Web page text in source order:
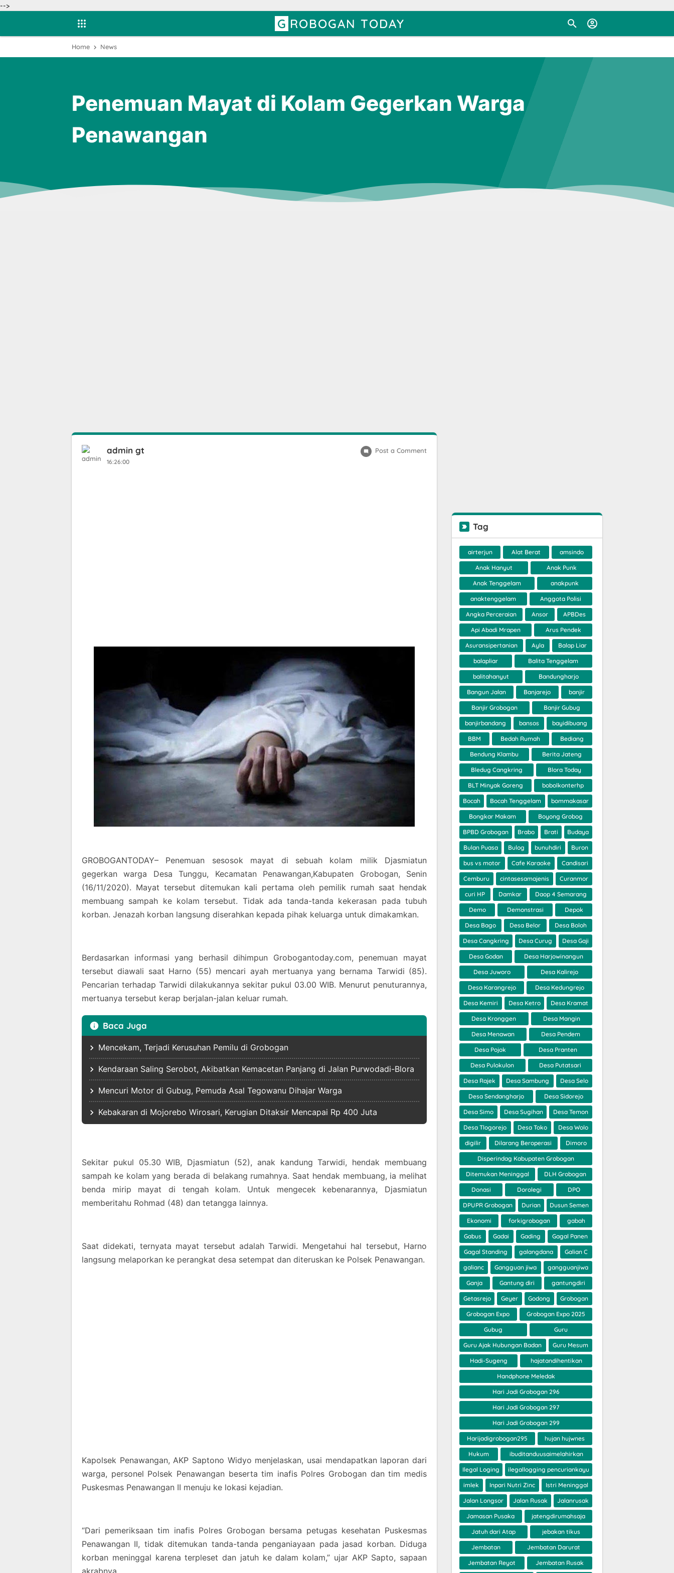
-->
GROBOGAN TODAY
Home News
Penemuan Mayat di Kolam Gegerkan Warga
Penawangan
admin gt
16:26:00
Post a Comment
GROBOGANTODAY– Penemuan sesosok mayat di sebuah kolam milik Djasmiatun
gegerkan warga Desa Tunggu, Kecamatan Penawangan,Kabupaten Grobogan, Senin
(16/11/2020). Mayat tersebut ditemukan kali pertama oleh pemilik rumah saat hendak
membuang sampah ke kolam tersebut. Tidak ada tanda-tanda kekerasan pada tubuh
korban. Jenazah korban langsung diserahkan kepada pihak keluarga untuk dimakamkan.
Berdasarkan informasi yang berhasil dihimpun Grobogantoday.com, penemuan mayat
tersebut diawali saat Harno (55) mencari ayah mertuanya yang bernama Tarwidi (85).
Pencarian terhadap Tarwidi dilakukannya sekitar pukul 03.00 WIB. Menurut penuturannya,
mertuanya tersebut kerap berjalan-jalan keluar rumah.
Baca Juga
Mencekam, Terjadi Kerusuhan Pemilu di Grobogan
Kendaraan Saling Serobot, Akibatkan Kemacetan Panjang di Jalan Purwodadi-Blora
Mencuri Motor di Gubug, Pemuda Asal Tegowanu Dihajar Warga
Kebakaran di Mojorebo Wirosari, Kerugian Ditaksir Mencapai Rp 400 Juta
Sekitar pukul 05.30 WIB, Djasmiatun (52), anak kandung Tarwidi, hendak membuang
sampah ke kolam yang berada di belakang rumahnya. Saat hendak membuang, ia melihat
benda mirip mayat di tengah kolam. Untuk mengecek kebenarannya, Djasmiatun
memberitahu Rohmad (48) dan tetangga lainnya.
Saat didekati, ternyata mayat tersebut adalah Tarwidi. Mengetahui hal tersebut, Harno
langsung melaporkan ke perangkat desa setempat dan diteruskan ke Polsek Penawangan.
Kapolsek Penawangan, AKP Saptono Widyo menjelaskan, usai mendapatkan laporan dari
warga, personel Polsek Penawangan beserta tim inafis Polres Grobogan dan tim medis
Puskesmas Penawangan II menuju ke lokasi kejadian.
“Dari pemeriksaan tim inafis Polres Grobogan bersama petugas kesehatan Puskesmas
Penawangan II, tidak ditemukan tanda-tanda penganiayaan pada jasad korban. Diduga
korban meninggal karena terpleset dan jatuh ke dalam kolam,” ujar AKP Sapto, sapaan
akrabnya.
Tag
airterjun Alat Berat amsindo
Anak Hanyut Anak Punk
Anak Tenggelam anakpunk
anaktenggelam Anggota Polisi
Angka Perceraian Ansor APBDes
Api Abadi Mrapen Arus Pendek
Asuransipertanian Ayla Balap Liar
balapliar Balita Tenggelam
balitahanyut Bandungharjo
Bangun Jalan Banjarejo banjir
Banjir Grobogan Banjir Gubug
banjirbandang bansos bayidibuang
BBM Bedah Rumah Bediang
Bendung Klambu Berita Jateng
Bledug Cangkring Blora Today
BLT Minyak Goreng bobolkonterhp
Bocah Bocah Tenggelam bommakasar
Bongkar Makam Boyong Grobog
BPBD Grobogan Brabo Brati Budaya
Bulan Puasa Bulog bunuhdiri Buron
bus vs motor Cafe Karaoke Candisari
Cemburu cintasesamajenis Curanmor
curi HP Damkar Daop 4 Semarang
Demo Demonstrasi Depok
Desa Bago Desa Belor Desa Boloh
Desa Cangkring Desa Curug Desa Gaji
Desa Godan Desa Harjowinangun
Desa Juworo Desa Kalirejo
Desa Karangrejo Desa Kedungrejo
Desa Kemiri Desa Ketro Desa Kramat
Desa Kronggen Desa Mangin
Desa Menawan Desa Pendem
Desa Pojok Desa Pranten
Desa Pulokulon Desa Putatsari
Desa Rajek Desa Sambung Desa Selo
Desa Sendangharjo Desa Sidorejo
Desa Simo Desa Sugihan Desa Temon
Desa Tlogorejo Desa Toko Desa Wolo
digilir Dilarang Beroperasi Dimoro
Disperindag Kabupaten Grobogan
Ditemukan Meninggal DLH Grobogan
Donasi Dorolegi DPO
DPUPR Grobogan Durian Dusun Semen
Ekonomi forkigrobogan gabah
Gabus Gadai Gading Gagal Panen
Gagal Standing galangdana Galian C
galianc Gangguan jiwa gangguanjiwa
Ganja Gantung diri gantungdiri
Getasrejo Geyer Godong Grobogan
Grobogan Expo Grobogan Expo 2025
Gubug Guru
Guru Ajak Hubungan Badan Guru Mesum
Hadi-Sugeng hajatandihentikan
Handphone Meledak
Hari Jadi Grobogan 296
Hari Jadi Grobogan 297
Hari Jadi Grobogan 299
Harijadigrobogan295 hujan hujwnes
Hukum ibuditanduusaimelahirkan
Ilegal Loging ilegallogging pencuriankayu
imlek Inpari Nutri Zinc Istri Meninggal
Jalan Longsor Jalan Rusak Jalanrusak
Jamasan Pusaka jatengdirumahsaja
Jatuh dari Atap jebakan tikus
Jembatan Jembatan Darurat
Jembatan Reyot Jembatan Rusak